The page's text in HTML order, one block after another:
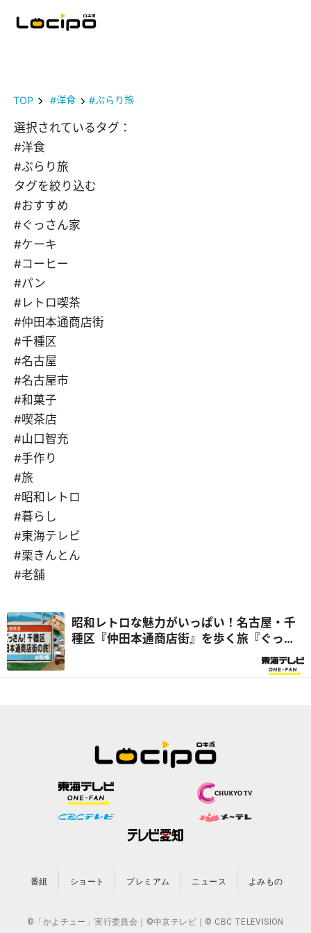
TOP #洋食 #ぶらり旅
選択されているタグ：
#洋食
#ぶらり旅
タグを絞り込む
#おすすめ
#ぐっさん家
#ケーキ
#コーヒー
#パン
#レトロ喫茶
#仲田本通商店街
#千種区
#名古屋
#名古屋市
#和菓子
#喫茶店
#山口智充
#手作り
#旅
#昭和レトロ
#暮らし
#東海テレビ
#栗きんとん
#老舗
昭和レトロな魅力がいっぱい！名古屋・千
種区『仲田本通商店街』を歩く旅『ぐっさ
番組 ショート プレミアム ニュース よみもの
©「かよチュー」実行委員会｜©中京テレビ｜© CBC TELEVISION